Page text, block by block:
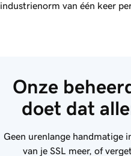
industrienorm van één keer
Onze
doet dat
Geen urenlange handmatige
van je SSL meer, of